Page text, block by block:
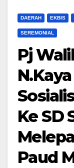
DAERAH EKBIS
SEREMONIAL
Pj
Ke SD
Paud